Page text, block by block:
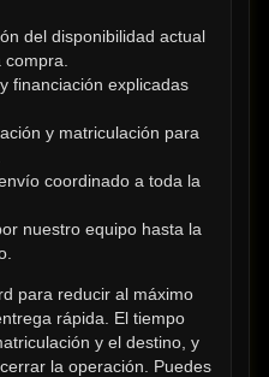
del disponibilidad actual
financiación explicadas
y matriculación para
coordinado a toda la
nuestro equipo hasta la
para reducir al máximo
rápida. El tiempo
y el destino, y